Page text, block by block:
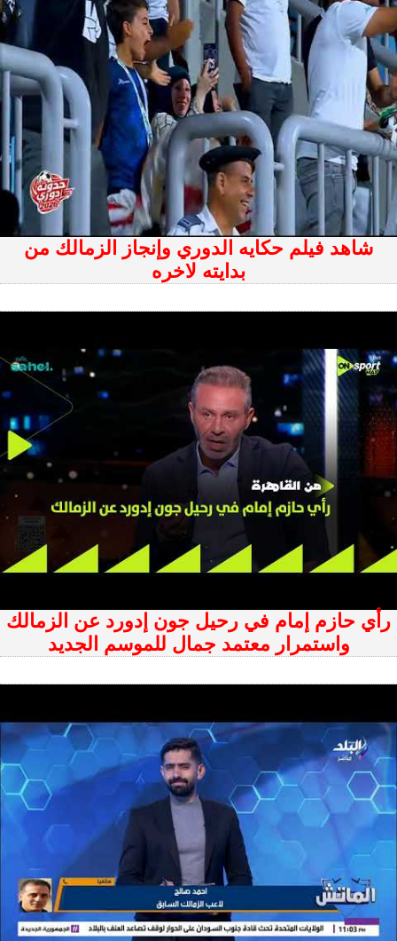
شاهد فيلم حكايه الدوري وإنجاز الزمالك من
بدايته لاخره
رأي حازم إمام في رحيل جون إدورد عن الزمالك
واستمرار معتمد جمال للموسم الجديد